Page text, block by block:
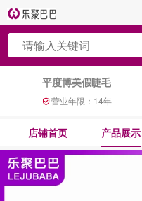
平度博美假睫毛
营业年限： 14年
店铺首页 产品展示